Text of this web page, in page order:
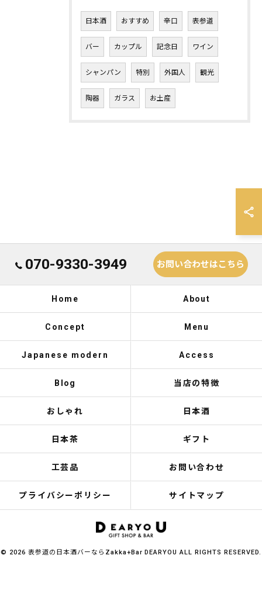
日本酒 おすすめ 辛口 表参道
バー カップル 記念日 ワイン
シャンパン 特別 外国人 観光
陶器 ガラス お土産
070-9330-3949 お問い合わせはこちら
Home About
Concept Menu
Japanese modern Access
Blog 当店の特徴
おしゃれ 日本酒
日本茶 ギフト
工芸品 お問い合わせ
プライバシーポリシー サイトマップ
© 2026 表参道の日本酒バーならZakka+Bar DEARYOU ALL RIGHTS RESERVED.